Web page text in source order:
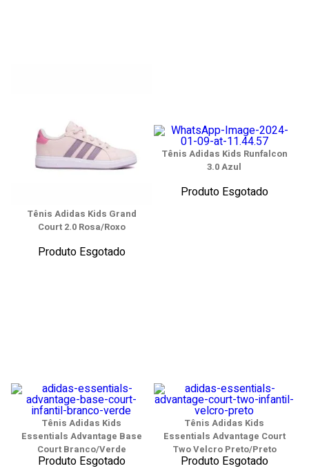
Tênis Adidas Kids Grand
Court 2.0 Rosa/Roxo
Produto Esgotado
Tênis Adidas Kids Runfalcon
3.0 Azul
Produto Esgotado
Tênis Adidas Kids
Essentials Advantage Base
Court Branco/Verde
Produto Esgotado
Tênis Adidas Kids
Essentials Advantage Court
Two Velcro Preto/Preto
Produto Esgotado